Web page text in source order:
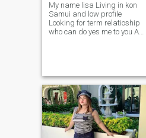
My name lisa Living in kon
Samui and low profile
Looking for term relatioship
who can do yes me to you As
stand, No play boy,No party
man.